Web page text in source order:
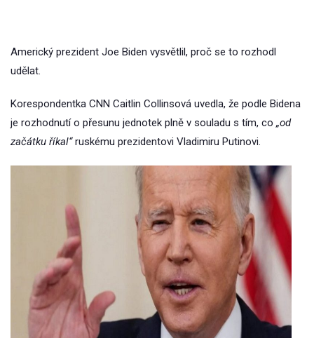
Americký prezident Joe Biden vysvětlil, proč se to rozhodl
udělat.
Korespondentka CNN Caitlin Collinsová uvedla, že podle Bidena
je rozhodnutí o přesunu jednotek plně v souladu s tím, co „od
začátku říkal“ruskému prezidentovi Vladimiru Putinovi.